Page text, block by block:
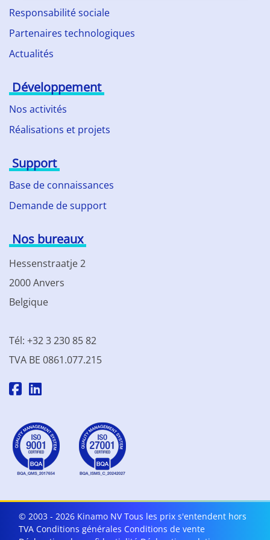
Responsabilité sociale
Partenaires technologiques
Actualités
Développement
Nos activités
Réalisations et projets
Support
Base de connaissances
Demande de support
Nos bureaux
Hessenstraatje 2
2000 Anvers
Belgique
Tél: +32 3 230 85 82
TVA BE 0861.077.215
© 2003 - 2026 Kinamo NVTous les prix s'entendent hors
TVA Conditions générales Conditions de vente